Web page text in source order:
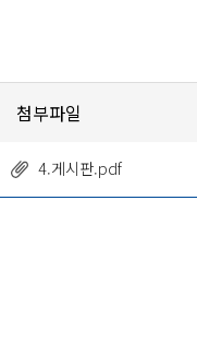
첨부파일
4.게시판.pdf